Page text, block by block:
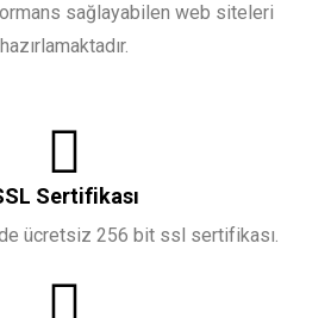
sağlayabilen web siteleri
hazırlamaktadır.
Sertifikası
ücretsiz 256 bit ssl sertifikası.